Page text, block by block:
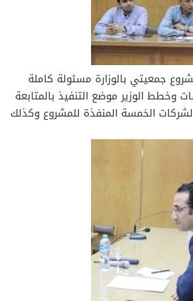
جمعيتي بالوزارة مسئولة كاملة
الوزير موضع التنفيذ بالمتابعة
الخمسة المنفذة للمشروع وكذلك